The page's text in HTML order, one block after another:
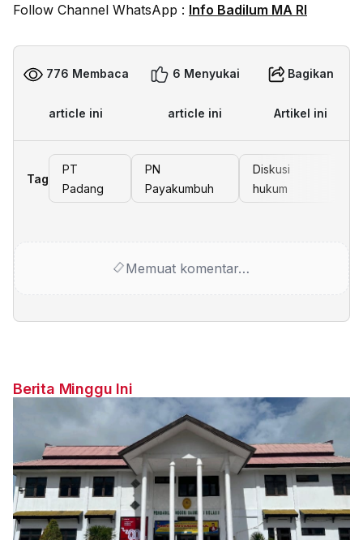
Follow Channel WhatsApp : Info Badilum MA RI
776 Membaca
article ini
6 Menyukai
article ini
Bagikan
Artikel ini
Tag
PT
Padang
PN
Payakumbuh
Diskusi
hukum
Memuat komentar…
Berita Minggu Ini